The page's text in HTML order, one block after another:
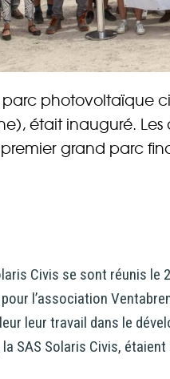
parc photovoltaïque
était inauguré.
grand parc
Civis se sont réunis le
l’association
leur travail dans le
SAS Solaris Civis,
notre plateforme de
plateforme sécurisée de